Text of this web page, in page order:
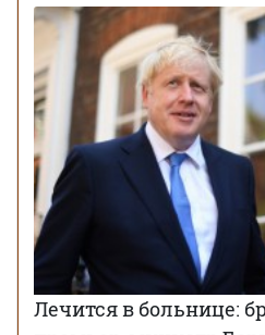
Лечится в больнице: